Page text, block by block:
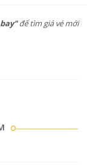
để tìm giá vé mới